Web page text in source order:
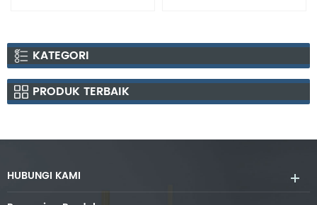
KATEGORI
PRODUK TERBAIK
HUBUNGI KAMI